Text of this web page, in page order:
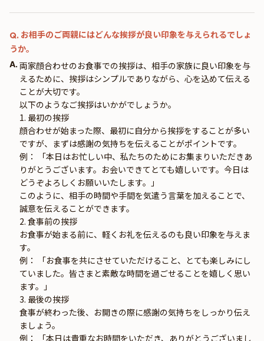
Q. お相手のご両親にはどんな挨拶が良い印象を与えられるでしょ
うか。
A. 両家顔合わせのお食事での挨拶は、相手の家族に良い印象を与
えるために、挨拶はシンプルでありながら、心を込めて伝える
ことが大切です。
以下のようなご挨拶はいかがでしょうか。
1. 最初の挨拶
顔合わせが始まった際、最初に自分から挨拶をすることが多い
ですが、まずは感謝の気持ちを伝えることがポイントです。
例： 「本日はお忙しい中、私たちのためにお集まりいただきあ
りがとうございます。お会いできてとても嬉しいです。今日は
どうぞよろしくお願いいたします。」
このように、相手の時間や手間を気遣う言葉を加えることで、
誠意を伝えることができます。
2. 食事前の挨拶
お食事が始まる前に、軽くお礼を伝えるのも良い印象を与えま
す。
例： 「お食事を共にさせていただけること、とても楽しみにし
ていました。皆さまと素敵な時間を過ごせることを嬉しく思い
ます。」
3. 最後の挨拶
食事が終わった後、お開きの際に感謝の気持ちをしっかり伝え
ましょう。
例： 「本日は貴重なお時間をいただき、ありがとうございまし